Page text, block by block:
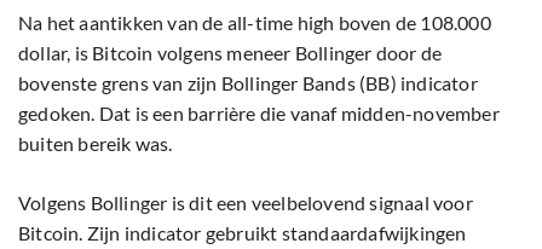
Na het aantikken van de all-time high boven de 108.000
dollar, is Bitcoin volgens meneer Bollinger door de
bovenste grens van zijn Bollinger Bands (BB) indicator
gedoken. Dat is een barrière die vanaf midden-november
buiten bereik was.
Volgens Bollinger is dit een veelbelovend signaal voor
Bitcoin. Zijn indicator gebruikt standaardafwijkingen